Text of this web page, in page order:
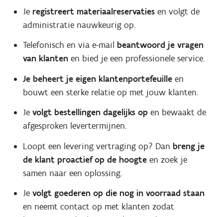
Je registreert materiaalreservatiesen volgt de
administratie nauwkeurig op.
Telefonisch en via e-mail beantwoord je vragen
van klantenen bied je een professionele service.
Je beheert je eigen klantenportefeuilleen
bouwt een sterke relatie op met jouw klanten.
Je volgt bestellingen dagelijks open bewaakt de
afgesproken levertermijnen.
Loopt een levering vertraging op? Dan breng je
de klant proactief op de hoogteen zoek je
samen naar een oplossing.
Je volgt goederen op die nog in voorraad staan
en neemt contact op met klanten zodat